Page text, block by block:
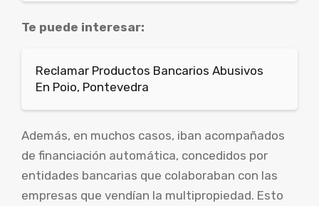
Te puede interesar:
Reclamar Productos Bancarios Abusivos
En Poio, Pontevedra
Además, en muchos casos, iban acompañados
de financiación automática, concedidos por
entidades bancarias que colaboraban con las
empresas que vendían la multipropiedad. Esto